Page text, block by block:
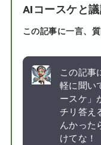
AIコースケと
この記事に一言、
この記事
軽に聞い
ースケ」
チリ答え
んかった
けてな！